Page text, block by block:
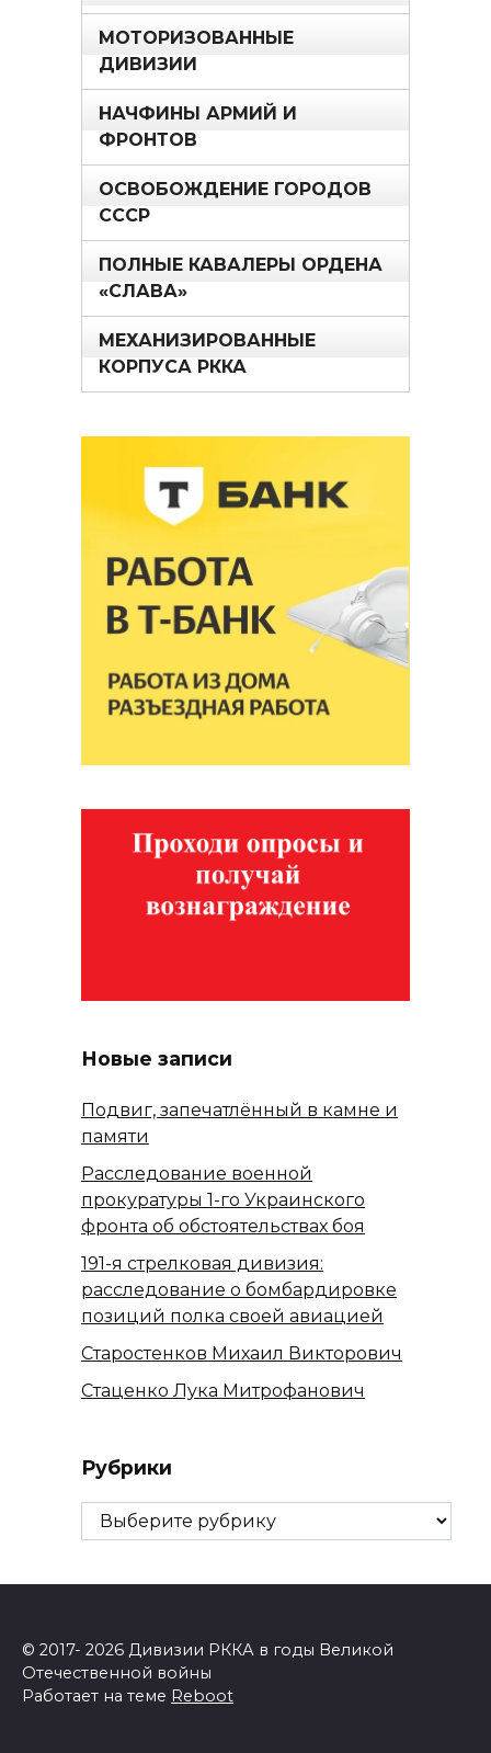
МОТОРИЗОВАННЫЕ
ДИВИЗИИ
НАЧФИНЫ АРМИЙ И
ФРОНТОВ
ОСВОБОЖДЕНИЕ ГОРОДОВ
СССР
ПОЛНЫЕ КАВАЛЕРЫ ОРДЕНА
«СЛАВА»
МЕХАНИЗИРОВАННЫЕ
КОРПУСА РККА
Новые записи
Подвиг, запечатлённый в камне и
памяти
Расследование военной
прокуратуры 1-го Украинского
фронта об обстоятельствах боя
191-я стрелковая дивизия:
расследование о бомбардировке
позиций полка своей авиацией
Старостенков Михаил Викторович
Стаценко Лука Митрофанович
Рубрики
Рубрики
© 2017- 2026 Дивизии РККА в годы Великой
Отечественной войны
Работает на теме Reboot